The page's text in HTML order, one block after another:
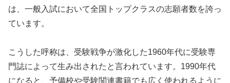
は、一般入試において全国トップクラスの志願者数を誇っ
ています。
こうした呼称は、受験戦争が激化した1960年代に受験専
門誌によって生み出されたと言われています。1990年代
になると、予備校や受験関連書籍でも広く使われるように